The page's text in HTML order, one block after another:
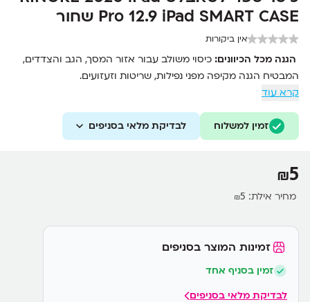
Pro 12.9 iPad SMART CASE שחור
אין ביקורות
הגנה מכל הכיוונים: כיסוי משולב עבור אזור המסך, הגב והצדדים,
המבטיח הגנה מקיפה מפני נפילות, שריטות וזעזועים.
עיצוב חכם ואלגנטי:
למצב עמידה במגוון זוויות לצורך צפייה והקלדה נוחה.
כיבוי והדלקה אוטומטיים: תואם באופן מלא לפונקציות
Sleep/Wake של האייפד, חוסך בחיי סוללה באמצעות מגנטים
גישה מלאה:
החיבורים והמצלמות.
קרא עוד
זמין למשלוח לבדיקת מלאי בסניפים
₪5
מחיר אילת: ₪5
זמינות המוצר בסניפים
זמין בסניף אחד
לבדיקת מלאי בסניפים